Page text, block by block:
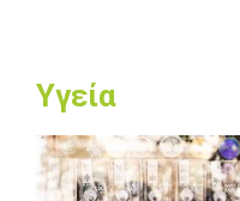
Υγεία